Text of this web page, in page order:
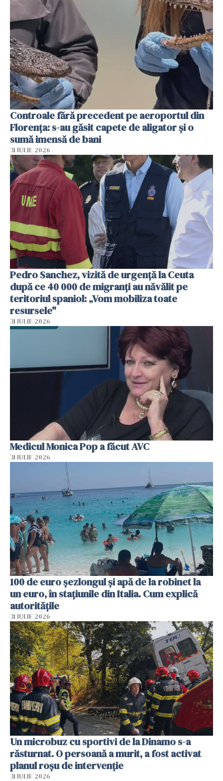
Controale fără precedent pe aeroportul din
Florența: s-au găsit capete de aligator și o
sumă imensă de bani
31 IULIE 2026
Pedro Sanchez, vizită de urgență la Ceuta
după ce 40 000 de migranți au năvălit pe
teritoriul spaniol: „Vom mobiliza toate
resursele"
31 IULIE 2026
Medicul Monica Pop a făcut AVC
31 IULIE 2026
100 de euro șezlongul și apă de la robinet la
un euro, în stațiunile din Italia. Cum explică
autoritățile
31 IULIE 2026
Un microbuz cu sportivi de la Dinamo s-a
răsturnat. O persoană a murit, a fost activat
planul roșu de intervenție
31 IULIE 2026